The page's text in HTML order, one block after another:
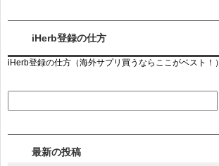
iHerb登録の仕方
iHerb登録の仕方（海外サプリ買うならここがベスト！）
最新の投稿